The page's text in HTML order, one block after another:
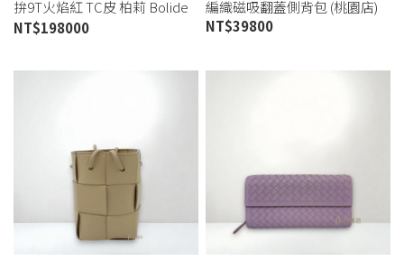
拚9T火焰紅 TC皮 柏莉 Bolide
31 (板橋店)
NT$198000
編織磁吸翻蓋側背包 (桃園店)
NT$39800